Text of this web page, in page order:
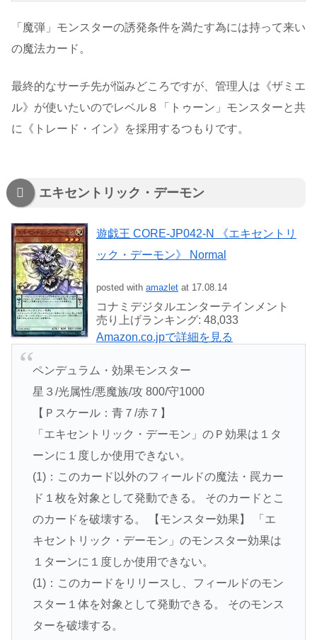
「魔弾」モンスターの誘発条件を満たす為には持って来い
の魔法カード。
最終的なサーチ先が悩みどころですが、管理人は《ザミエ
ル》が使いたいのでレベル８「トゥーン」モンスターと共
に《トレード・イン》を採用するつもりです。
エキセントリック・デーモン
遊戯王 CORE-JP042-N 《エキセントリ
ック・デーモン》 Normal
posted with amazlet at 17.08.14
コナミデジタルエンターテインメント
売り上げランキング: 48,033
Amazon.co.jpで詳細を見る
ペンデュラム・効果モンスター
星３/光属性/悪魔族/攻 800/守1000
【Ｐスケール：青７/赤７】
「エキセントリック・デーモン」のＰ効果は１タ
ーンに１度しか使用できない。
(1)：このカード以外のフィールドの魔法・罠カー
ド１枚を対象として発動できる。 そのカードとこ
のカードを破壊する。 【モンスター効果】 「エ
キセントリック・デーモン」のモンスター効果は
１ターンに１度しか使用できない。
(1)：このカードをリリースし、フィールドのモン
スター１体を対象として発動できる。 そのモンス
ターを破壊する。